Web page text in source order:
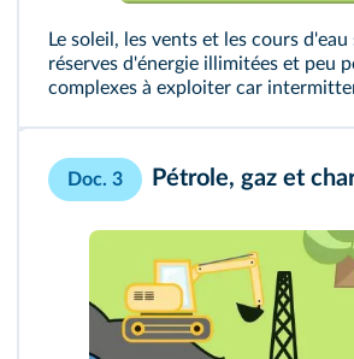
Le soleil, les vents et les cours
réserves d'énergie illimitées et peu
complexes à exploiter car
Doc. 3 Pétrole, gaz et